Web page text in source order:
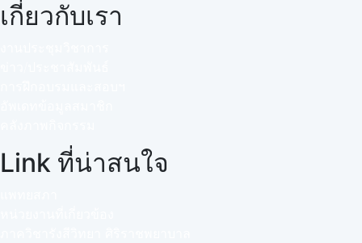
เกี่ยวกับเรา
Link ที่น่าสนใจ